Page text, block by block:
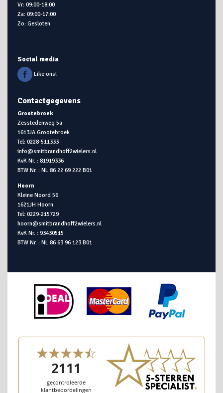
Vr: 09:00-18:00
Za: 09:00-17:00
Zo: Gesloten
Social media
Like ons!
Contactgegevens
Grootebroek
Zesstedenweg 5a
1613JA Grootebroek
Tel: 0228-511333
info@smitbrandhoff2wielers.nl
KvK Nr. : 81919336
BTW Nr. : NL 86 22 69 222 B01
Hoorn
Kleine Noord 56
1621JH Hoorn
Tel: 0229-215729
hoorn@smitbrandhoff2wielers.nl
KvK Nr. : 93430515
BTW Nr. : NL 86 63 96 123 B01